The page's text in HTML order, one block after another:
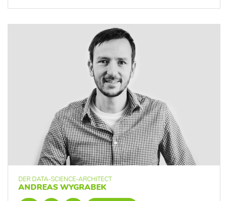
DER DATA-SCIENCE-ARCHITECT
ANDREAS WYGRABEK